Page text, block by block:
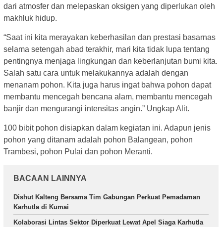
dari atmosfer dan melepaskan oksigen yang diperlukan oleh
makhluk hidup.
“Saat ini kita merayakan keberhasilan dan prestasi basarnas
selama setengah abad terakhir, mari kita tidak lupa tentang
pentingnya menjaga lingkungan dan keberlanjutan bumi kita.
Salah satu cara untuk melakukannya adalah dengan
menanam pohon. Kita juga harus ingat bahwa pohon dapat
membantu mencegah bencana alam, membantu mencegah
banjir dan mengurangi intensitas angin.” Ungkap Alit.
100 bibit pohon disiapkan dalam kegiatan ini. Adapun jenis
pohon yang ditanam adalah pohon Balangean, pohon
Trambesi, pohon Pulai dan pohon Meranti.
BACAAN LAINNYA
Dishut Kalteng Bersama Tim Gabungan Perkuat Pemadaman
Karhutla di Kumai
Kolaborasi Lintas Sektor Diperkuat Lewat Apel Siaga Karhutla